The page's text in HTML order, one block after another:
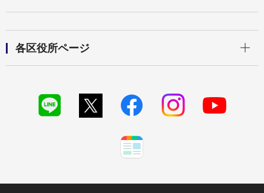
各区役所ページ